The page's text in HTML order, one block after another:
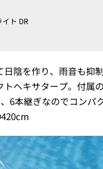
ト DR
日陰を作り、雨音も抑
トヘキサタープ。付属
6本継ぎなのでコンパ